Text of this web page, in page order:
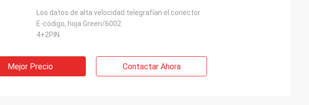
Los datos de alta velocidad telegrafían el conector
E-código, hoja Green/6002
4+2PIN
Mejor Precio Contactar Ahora